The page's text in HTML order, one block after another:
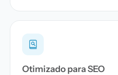
Otimizado para SEO